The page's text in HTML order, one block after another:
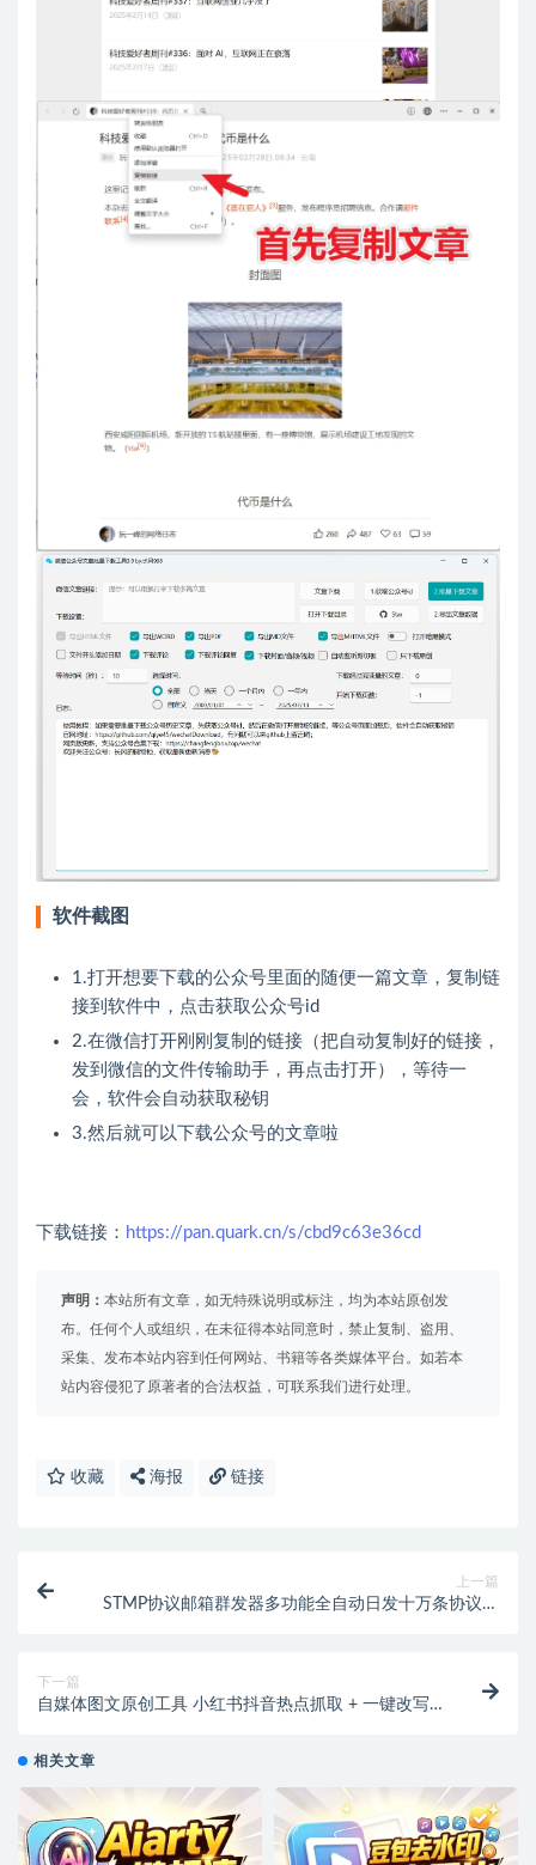
软件截图
1.打开想要下载的公众号里面的随便一篇文章，复制链
接到软件中，点击获取公众号id
2.在微信打开刚刚复制的链接（把自动复制好的链接，
发到微信的文件传输助手，再点击打开），等待一
会，软件会自动获取秘钥
3.然后就可以下载公众号的文章啦
下载链接： https://pan.quark.cn/s/cbd9c63e36cd
声明： 本站所有文章，如无特殊说明或标注，均为本站原创发
布。任何个人或组织，在未征得本站同意时，禁止复制、盗用、
采集、发布本站内容到任何网站、书籍等各类媒体平台。如若本
站内容侵犯了原著者的合法权益，可联系我们进行处理。
收藏 海报 链接
上一篇
STMP协议邮箱群发器多功能全自动日发十万条协议脚
下一篇
自媒体图文原创工具 小红书抖音热点抓取 + 一键改写 +
相关文章